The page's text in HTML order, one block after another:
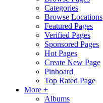
Categories
Browse Locations
Featured Pages
Verified Pages
Sponsored Pages
Hot Pages
Create New Page
Pinboard
Top Rated Page
More +
Albums